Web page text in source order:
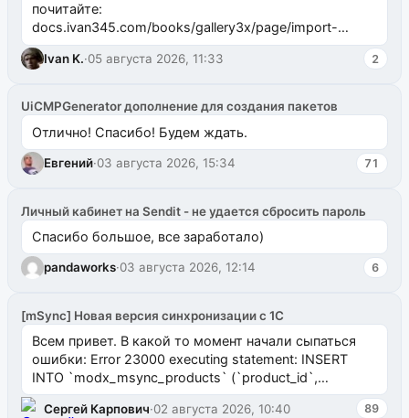
почитайте:
docs.ivan345.com/books/gallery3x/page/import-
ms2galleryphp
Ivan K.·05 августа 2026, 11:33 2
UiCMPGenerator дополнение для создания пакетов
Отлично! Спасибо! Будем ждать.
Евгений·03 августа 2026, 15:34 71
Личный кабинет на Sendit - не удается сбросить пароль
Спасибо большое, все заработало)
pandaworks·03 августа 2026, 12:14 6
[mSync] Новая версия синхронизации с 1С
Всем привет. В какой то момент начали сыпаться
ошибки: Error 23000 executing statement: INSERT
INTO `modx_msync_products` (`product_id`,
`uuid_1c`) VALUES ...
Сергей Карпович·02 августа 2026, 10:40 89